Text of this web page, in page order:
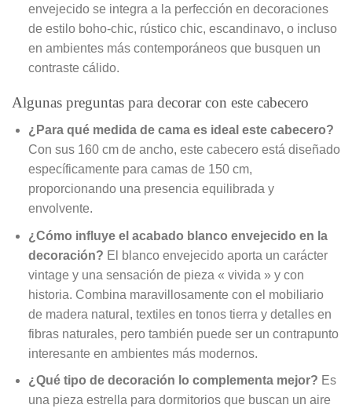
envejecido se integra a la perfección en decoraciones
de estilo boho-chic, rústico chic, escandinavo, o incluso
en ambientes más contemporáneos que busquen un
contraste cálido.
Algunas preguntas para decorar con este cabecero
¿Para qué medida de cama es ideal este cabecero?
Con sus 160 cm de ancho, este cabecero está diseñado
específicamente para camas de 150 cm,
proporcionando una presencia equilibrada y
envolvente.
¿Cómo influye el acabado blanco envejecido en la
decoración? El blanco envejecido aporta un carácter
vintage y una sensación de pieza « vivida » y con
historia. Combina maravillosamente con el mobiliario
de madera natural, textiles en tonos tierra y detalles en
fibras naturales, pero también puede ser un contrapunto
interesante en ambientes más modernos.
¿Qué tipo de decoración lo complementa mejor? Es
una pieza estrella para dormitorios que buscan un aire